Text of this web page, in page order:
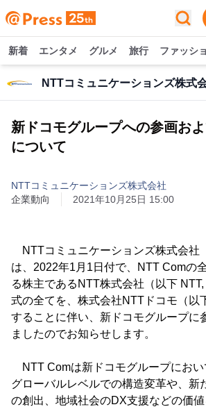
新着 エンタメ グルメ 旅行 ファッシ
NTTコミュニケーションズ株式
新ドコモグループへの参画お
について
NTTコミュニケーションズ株式会社
企業動向
2021年10月25日 15:00
NTTコミュニケーションズ株式会社
は、2022年1月1日付で、NTT Comの
る株主であるNTT株式会社（以下
式の全てを、株式会社NTTドコモ（以
することに伴い、新ドコモグループに
ましたのでお知らせします。
NTT Comは新ドコモグループにおい
グローバルレベルでの構造変革や、新
の創出、地域社会のDX支援などの価